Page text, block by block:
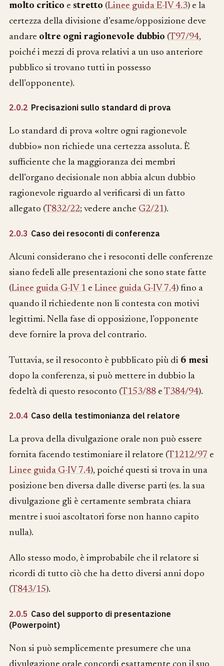
molto critico e stretto (Linee guida E-IV 4.3) e la
certezza della divisione d’esame/opposizione deve
andare oltre ogni ragionevole dubbio (T97/94,
poiché i mezzi di prova relativi a un uso anteriore
pubblico si trovano tutti in possesso
dell’opponente).
2.0.2 Precisazioni sullo standard di prova
Lo standard di prova «oltre ogni ragionevole
dubbio» non richiede una certezza assoluta. È
sufficiente che la maggioranza dei membri
dell’organo decisionale non abbia alcun dubbio
ragionevole riguardo al verificarsi di un fatto
allegato (T832/22; vedere anche G2/21).
2.0.3 Caso dei resoconti di conferenza
Alcuni considerano che i resoconti delle conferenze
siano fedeli alle presentazioni che sono state fatte
(Linee guida G-IV 1 e Linee guida G-IV 7.4) fino a
quando il richiedente non li contesta con motivi
legittimi. Nella fase di opposizione, l’opponente
deve fornire la prova del contrario.
Tuttavia, se il resoconto è pubblicato più di 6 mesi
dopo la conferenza, si può mettere in dubbio la
fedeltà di questo resoconto (T153/88 e T384/94).
2.0.4 Caso della testimonianza del relatore
La prova della divulgazione orale non può essere
fornita facendo testimoniare il relatore (T1212/97 e
Linee guida G-IV 7.4), poiché questi si trova in una
posizione ben diversa dalle diverse parti (es. la sua
divulgazione gli è certamente sembrata chiara
mentre i suoi ascoltatori forse non hanno capito
nulla).
Allo stesso modo, è improbabile che il relatore si
ricordi di tutto ciò che ha detto diversi anni dopo
(T843/15).
2.0.5 Caso del supporto di presentazione
(Powerpoint)
Non si può semplicemente presumere che una